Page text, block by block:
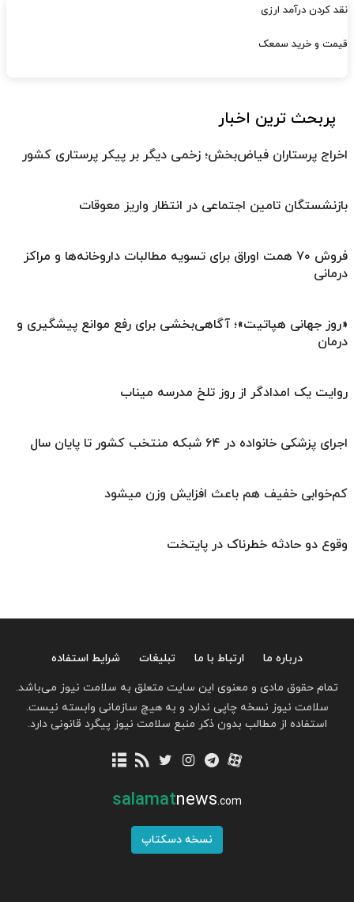
نقد کردن درآمد ارزی
قیمت و خرید سمعک
پربحث ترین اخبار
اخراج پرستاران فیاض‌بخش؛ زخمی دیگر بر پیکر پرستاری کشور
بازنشستگان تامین اجتماعی در انتظار واریز معوقات
فروش ۷۰ همت اوراق برای تسویه مطالبات داروخانه‌ها و مراکز
درمانی
«روز جهانی هپاتیت»؛ آگاهی‌بخشی برای رفع موانع پیشگیری و
درمان
روایت یک امدادگر از روز تلخ مدرسه میناب
اجرای پزشکی خانواده در ۶۴ شبکه منتخب کشور تا پایان سال
کم‌خوابی خفیف هم باعث افزایش وزن میشود
وقوع دو حادثه خطرناک در پایتخت
درباره ما ارتباط با ما تبلیغات
شرایط استفاده
تمام حقوق مادی و معنوی این سایت متعلق به سلامت نیوز می‌باشد.
سلامت نیوز نسخه چاپی ندارد و به هیچ سازمانی وابسته نیست.
استفاده از مطالب بدون ذکر منبع سلامت نیوز پیگرد قانونی دارد.
salamatnews.com
نسخه دسکتاپ